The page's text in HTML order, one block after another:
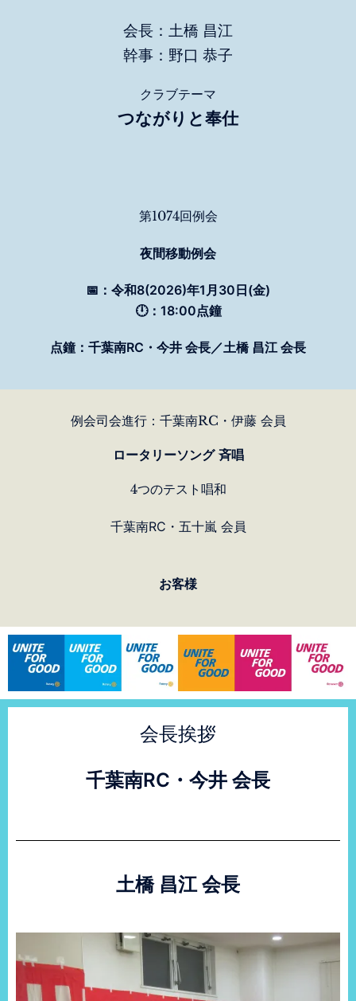
会長：土橋 昌江
幹事：野口 恭子
クラブテーマ
つながりと奉仕
第1074回例会
夜間移動例会
📅：令和8(2026)年1月30日(金)
🕛：18:00点鐘
点鐘：千葉南RC・今井 会長／土橋 昌江 会長
例会司会進行：千葉南RC・伊藤 会員
ロータリーソング 斉唱
4つのテスト唱和
千葉南RC・五十嵐 会員
お客様
会長挨拶
千葉南RC・今井 会長
土橋 昌江 会長